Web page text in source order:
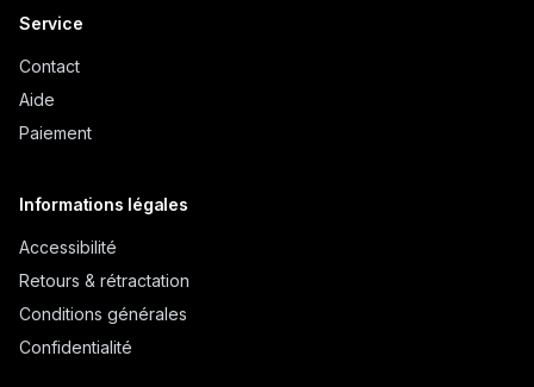
Service
Contact
Aide
Paiement
Informations légales
Accessibilité
Retours & rétractation
Conditions générales
Confidentialité